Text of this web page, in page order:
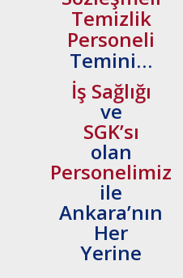
Temizlik
Personeli
Temini…
İş Sağlığı
ve
SGK’sı
olan
Personelimiz
ile
Ankara’nın
Her
Yerine